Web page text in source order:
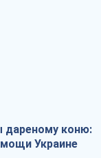
дареному коню:
Украине